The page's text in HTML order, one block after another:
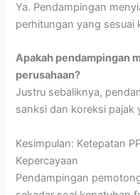
Ya. Pendampingan
perhitungan yang sesuai
Apakah pendampingan
perusahaan?
Justru sebaliknya,
sanksi dan koreksi pajak
Kesimpulan: Ketepatan
Kepercayaan
Pendampingan